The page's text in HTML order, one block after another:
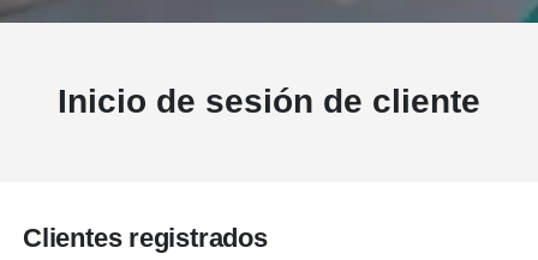
Inicio de sesión de cliente
Clientes registrados